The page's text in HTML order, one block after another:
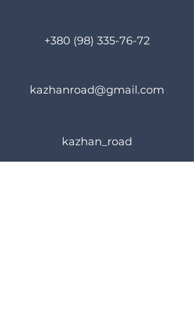
+380 (98) 335-76-72
kazhanroad@gmail.com
kazhan_road